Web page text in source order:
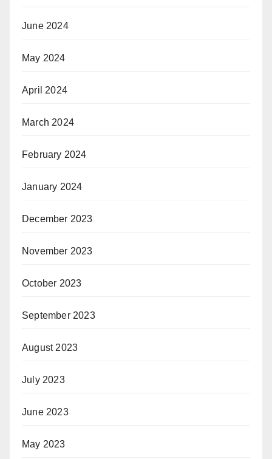
June 2024
May 2024
April 2024
March 2024
February 2024
January 2024
December 2023
November 2023
October 2023
September 2023
August 2023
July 2023
June 2023
May 2023